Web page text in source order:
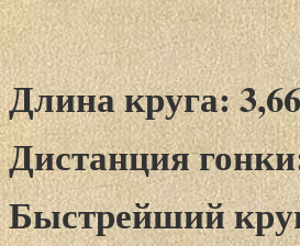
Длина круга:
Дистанция
Быстрейший